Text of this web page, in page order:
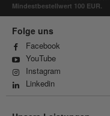
Mindestbestellwert 100 EUR.
Folge uns
Facebook
YouTube
Instagram
Linkedin